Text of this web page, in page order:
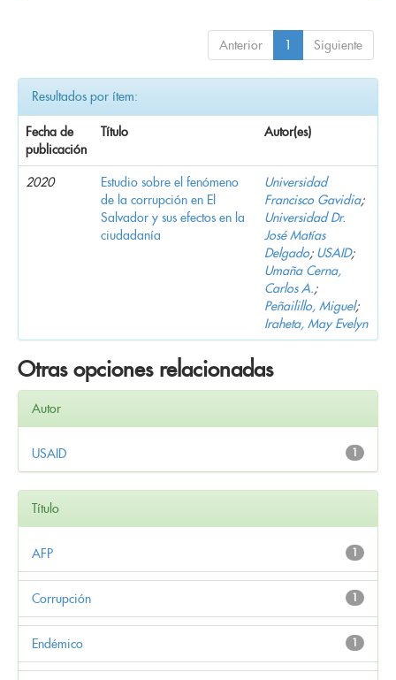
Anterior 1 Siguiente
Resultados por ítem:
Fecha de
publicación
Título Autor(es)
2020
Estudio sobre el fenómeno
de la corrupción en El
Salvador y sus efectos en la
ciudadanía
Universidad
Francisco Gavidia;
Universidad Dr.
José Matías
Delgado; USAID;
Umaña Cerna,
Carlos A.;
Peñailillo, Miguel;
Iraheta, May Evelyn
Otras opciones relacionadas
Autor
1
USAID
Título
1
AFP
1
Corrupción
1
Endémico